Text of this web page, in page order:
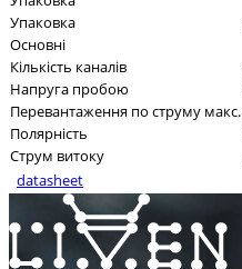
Упаковка
Основні
Кількість каналів
Напруга пробою
Перевантаження по струму макс.
Полярність
Струм витоку
datasheet